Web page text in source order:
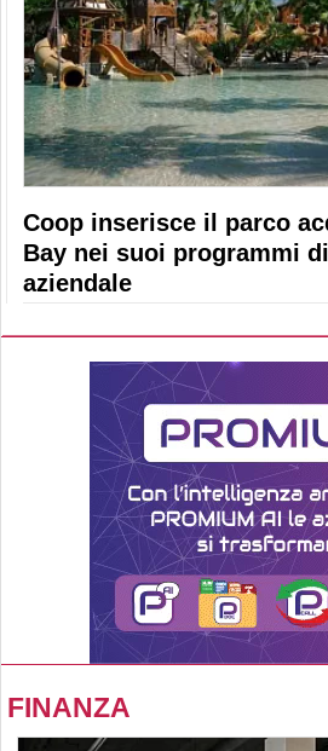
Coop inserisce il parco
Bay nei suoi programmi
aziendale
FINANZA